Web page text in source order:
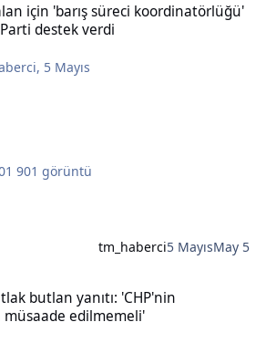
için 'barış süreci koordinatörlüğü'
destek verdi
, 5 Mayıs
901 görüntü
tm_haberci5 MayısMay 5
butlan yanıtı: 'CHP'nin
müsaade edilmemeli'